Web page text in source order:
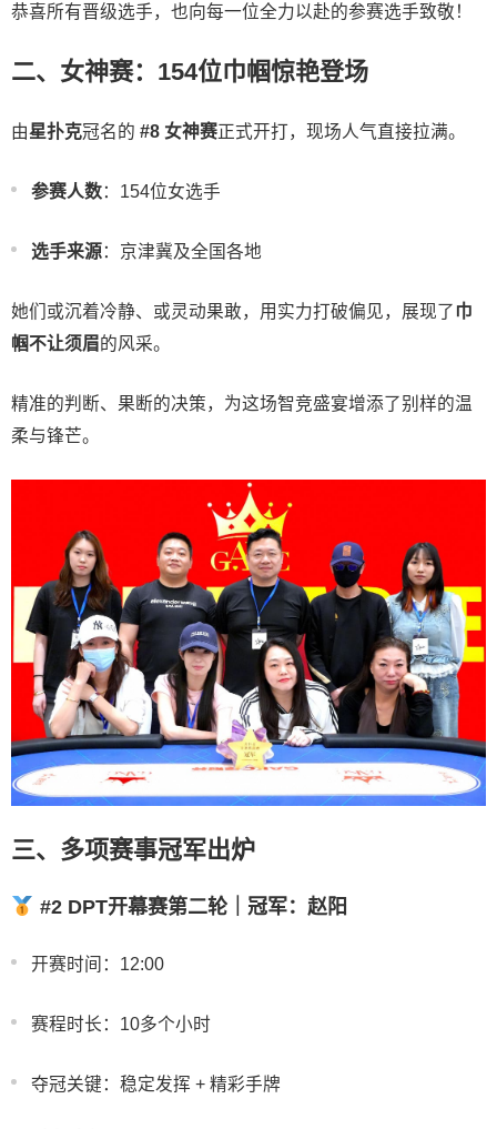
恭喜所有晋级选手，也向每一位全力以赴的参赛选手致敬！
二、女神赛：154位巾帼惊艳登场
由星扑克冠名的 #8 女神赛正式开打，现场人气直接拉满。
参赛人数：154位女选手
选手来源：京津冀及全国各地
她们或沉着冷静、或灵动果敢，用实力打破偏见，展现了巾
帼不让须眉的风采。
精准的判断、果断的决策，为这场智竞盛宴增添了别样的温
柔与锋芒。
三、多项赛事冠军出炉
#2 DPT开幕赛第二轮｜冠军：赵阳
开赛时间：12:00
赛程时长：10多个小时
夺冠关键：稳定发挥 + 精彩手牌